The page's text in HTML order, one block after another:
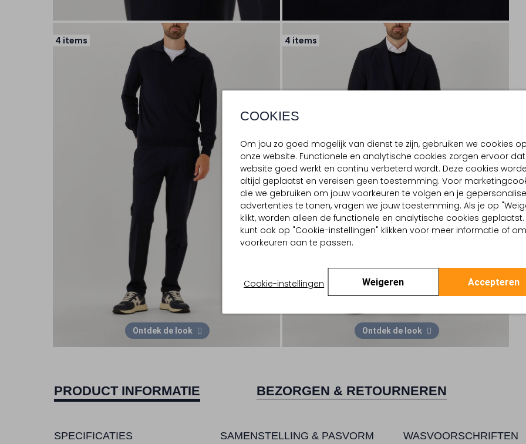
COOKIES
Om jou zo goed mogelijk van dienst te zijn, gebruiken we cookies op
onze website. Functionele en analytische cookies zorgen ervoor
website goed werkt en continu verbeterd wordt. Deze cookies
altijd geplaatst en vereisen geen toestemming. Voor
die we gebruiken om jouw voorkeuren te volgen en je
advertenties te tonen, vragen we jouw toestemming. Als je op
klikt, worden alleen de functionele en analytische cookies geplaatst.
kunt ook op "Cookie-instellingen" klikken voor meer informatie of
voorkeuren aan te passen.
Cookie-instellingen Weigeren Accepteren
4 items
Ontdek de look
4 items
Ontdek de look
PRODUCT INFORMATIE BEZORGEN & RETOURNEREN
SPECIFICATIES
SAMENSTELLING & PASVORM
WASVOORSCHRIFTEN